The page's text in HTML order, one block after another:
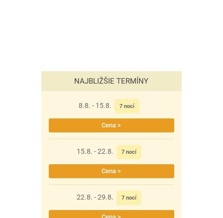
NAJBLIŽŠIE TERMÍNY
8.8. - 15.8. 7 nocí
Cena >
15.8. - 22.8. 7 nocí
Cena >
22.8. - 29.8. 7 nocí